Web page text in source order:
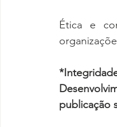
Ética e
publicação